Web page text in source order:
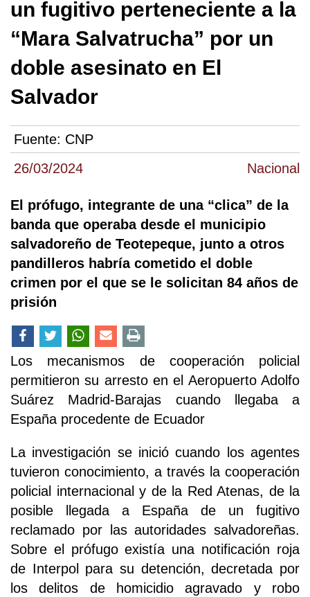
26/03/2024 Nacional
un fugitivo perteneciente a la
“Mara Salvatrucha” por un
doble asesinato en El
Salvador
Fuente: CNP
El prófugo, integrante de una “clica” de la
banda que operaba desde el municipio
salvadoreño de Teotepeque, junto a otros
pandilleros habría cometido el doble
crimen por el que se le solicitan 84 años de
prisión
Los mecanismos de cooperación policial
permitieron su arresto en el Aeropuerto Adolfo
Suárez Madrid-Barajas cuando llegaba a
España procedente de Ecuador
La investigación se inició cuando los agentes
tuvieron conocimiento, a través la cooperación
policial internacional y de la Red Atenas, de la
posible llegada a España de un fugitivo
reclamado por las autoridades salvadoreñas.
Sobre el prófugo existía una notificación roja
de Interpol para su detención, decretada por
los delitos de homicidio agravado y robo